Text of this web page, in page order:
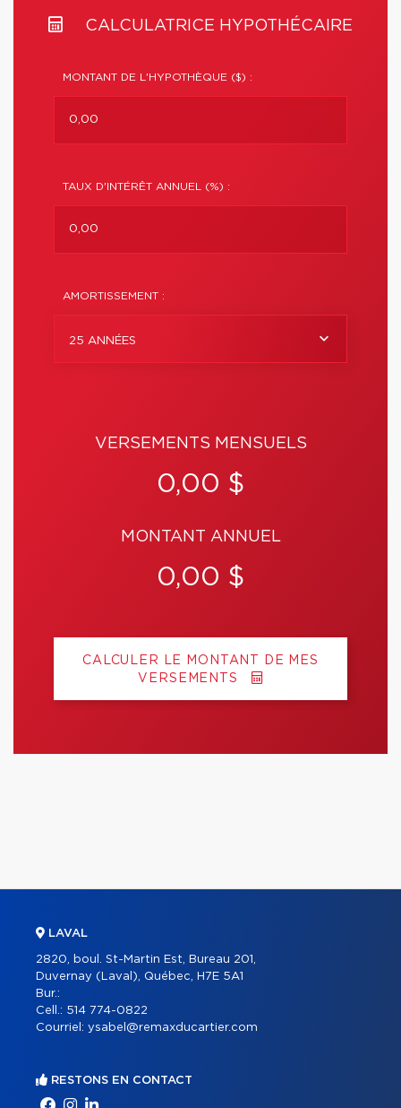
CALCULATRICE HYPOTHÉCAIRE
MONTANT DE L'HYPOTHÈQUE ($) :
TAUX D'INTÉRÊT ANNUEL (%) :
AMORTISSEMENT :
25 ANNÉES
VERSEMENTS MENSUELS
0,00 $
MONTANT ANNUEL
0,00 $
CALCULER LE MONTANT DE MES
VERSEMENTS
LAVAL
2820, boul. St-Martin Est, Bureau 201,
Duvernay (Laval), Québec, H7E 5A1
Bur.:
Cell.: 514 774-0822
Courriel: ysabel@remaxducartier.com
RESTONS EN CONTACT